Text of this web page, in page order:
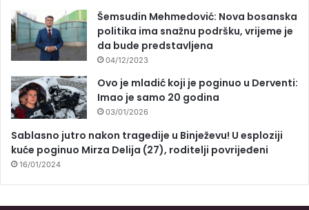
Šemsudin Mehmedović: Nova bosanska
politika ima snažnu podršku, vrijeme je
da bude predstavljena
04/12/2023
Ovo je mladić koji je poginuo u Derventi:
Imao je samo 20 godina
03/01/2026
Sablasno jutro nakon tragedije u Binježevu! U esploziji
kuće poginuo Mirza Delija (27), roditelji povrijeđeni
16/01/2024